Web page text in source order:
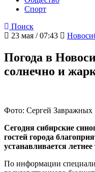
Спорт
Поиск
23 мая / 07:43
Погода в
солнечно и
Фото: Сергей Завражных
Сегодня сибирские
гостей города
устанавливается летнее
По информации